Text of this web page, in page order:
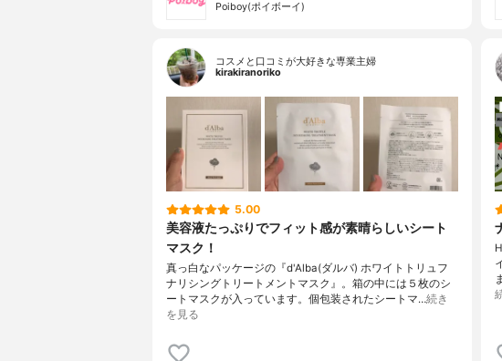
Poiboy(ポイボーイ)
コスメと口コミが大好きな専業主婦
kirakiranoriko
5.00
美容液たっぷりでフィット感が素晴らしいシート
マスク！
真っ白なパッケージの『d'Alba(ダルバ) ホワイトトリュフ
ナリシングトリートメントマスク』。箱の中には５枚のシ
ートマスクが入っています。個包装されたシートマ…続き
を見る